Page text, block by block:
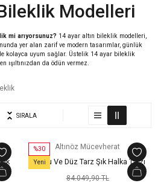
Modelleri
mi arıyorsunuz? 14 ayar altın bileklik modelleri,
yer alan zarif ve modern tasarımlar, günlük
kolayca uyum sağlar. Üstelik 14 ayar bileklik
ışıltınızdan da ödün vermez.
SIRALA
%30
Yeni
Altınöz Mücevherat
Kumlu Ve Düz Tarz Şık Halka Tarzı
Yeşil Altın Bileklik
84.049,90 TL